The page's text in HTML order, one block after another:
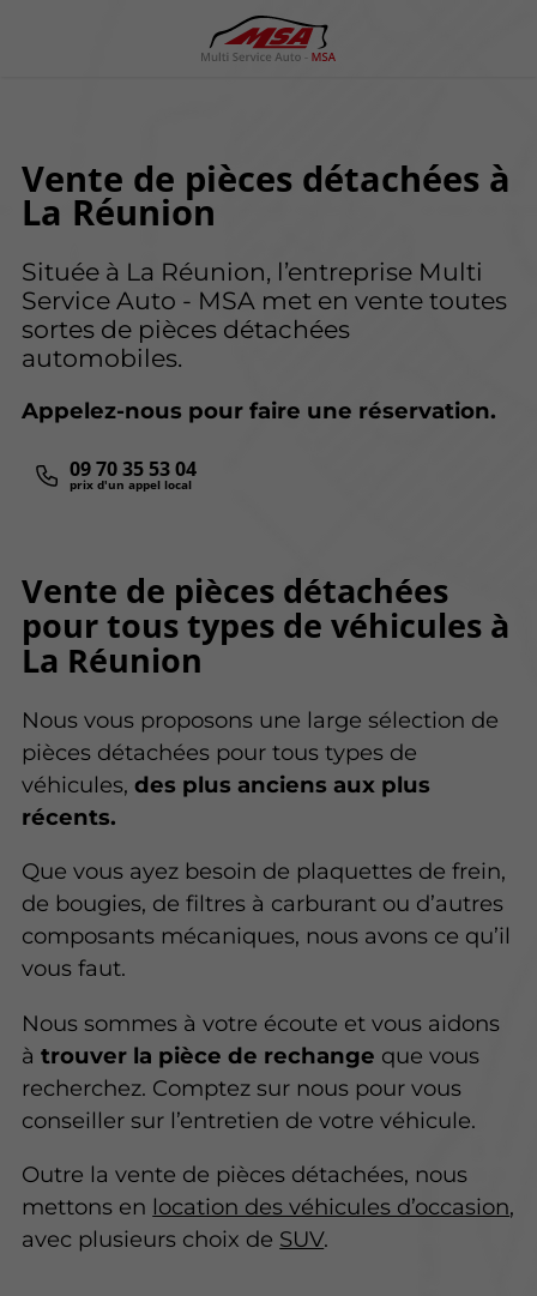
Vente de pièces détachées à
La Réunion
Située à La Réunion, l’entreprise Multi
Service Auto - MSA met en vente toutes
sortes de pièces détachées
automobiles.
Appelez-nous pour faire une réservation.
09 70 35 53 04
Vente de pièces détachées
pour tous types de véhicules à
La Réunion
Nous vous proposons une large sélection de
pièces détachées pour tous types de
véhicules,des plus anciens aux plus
récents.
Que vous ayez besoin de plaquettes de frein,
de bougies, de filtres à carburant ou d’autres
composants mécaniques, nous avons ce qu’il
vous faut.
Nous sommes à votre écoute et vous aidons
àtrouver la pièce de rechange que vous
recherchez. Comptez sur nous pour vous
conseiller sur l’entretien de votre véhicule.
Outre la vente de pièces détachées, nous
mettons en location des véhicules d’occasion,
avec plusieurs choix de SUV.